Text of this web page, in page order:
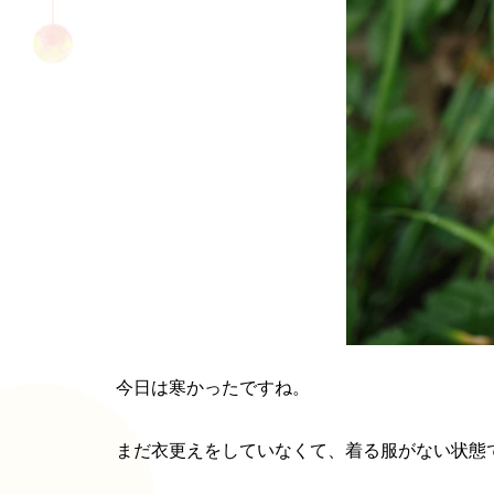
今日は寒かったですね。
まだ衣更えをしていなくて、着る服がない状態